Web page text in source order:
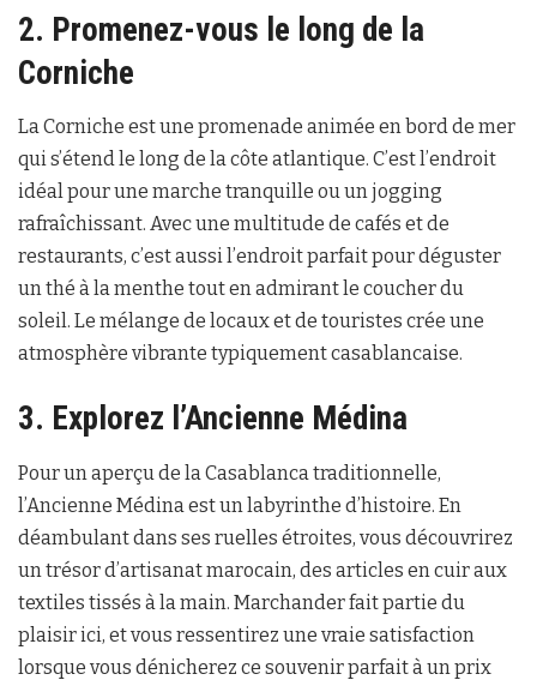
2. Promenez-vous le long de la
Corniche
La Corniche est une promenade animée en bord de mer
qui s’étend le long de la côte atlantique. C’est l’endroit
idéal pour une marche tranquille ou un jogging
rafraîchissant. Avec une multitude de cafés et de
restaurants, c’est aussi l’endroit parfait pour déguster
un thé à la menthe tout en admirant le coucher du
soleil. Le mélange de locaux et de touristes crée une
atmosphère vibrante typiquement casablancaise.
3. Explorez l’Ancienne Médina
Pour un aperçu de la Casablanca traditionnelle,
l’Ancienne Médina est un labyrinthe d’histoire. En
déambulant dans ses ruelles étroites, vous découvrirez
un trésor d’artisanat marocain, des articles en cuir aux
textiles tissés à la main. Marchander fait partie du
plaisir ici, et vous ressentirez une vraie satisfaction
lorsque vous dénicherez ce souvenir parfait à un prix